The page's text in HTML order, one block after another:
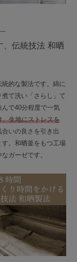
、伝統技法 和晒
的な製法です。綿に
て洗い「さらし」て
で40分程度で一気
、生地にストレスを
いの良さを引き出
。和晒釜をもつ工場
ガーゼです。